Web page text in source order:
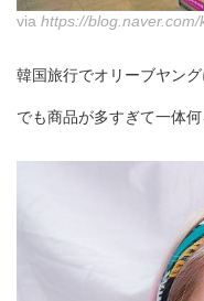
via https://
韓国旅行でオリーブヤン
でも商品が多すぎて一体